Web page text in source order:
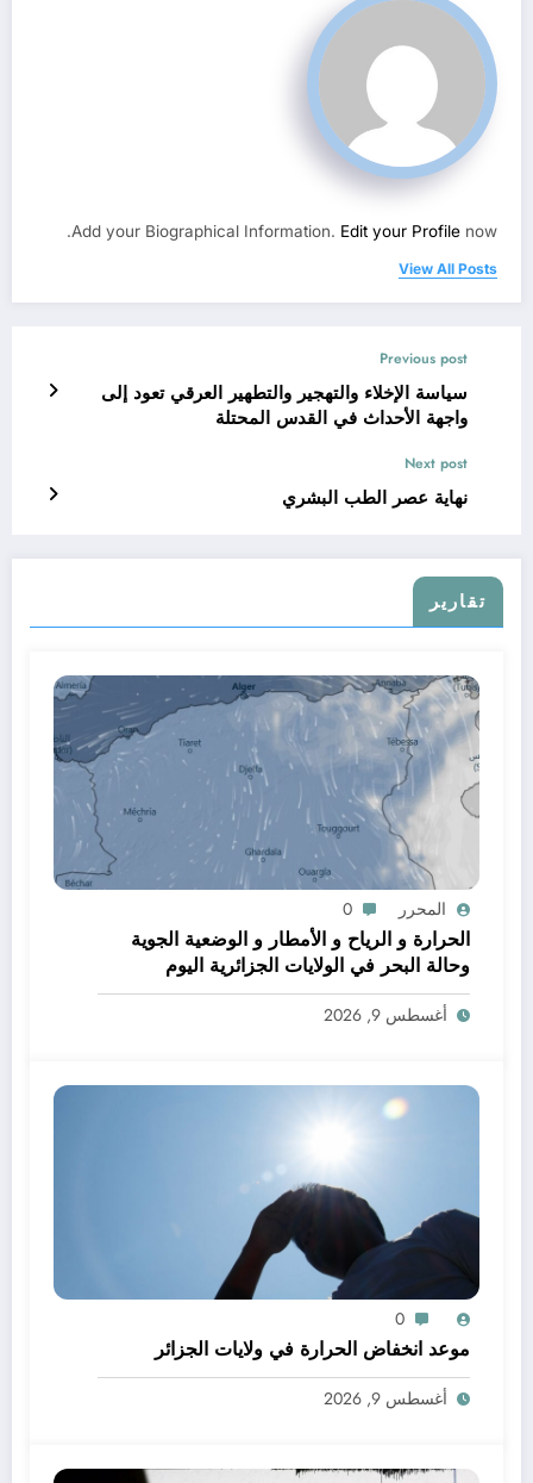
Add your Biographical Information. Edit your Profile now.
View All Posts
Previous post
سياسة الإخلاء والتهجير والتطهير العرقي تعود إلى
واجهة الأحداث في القدس المحتلة
Next post
نهاية عصر الطب البشري
تقارير
المحرر 0
الحرارة و الرياح و الأمطار و الوضعية الجوية
وحالة البحر في الولايات الجزائرية اليوم
أغسطس 9, 2026
0
موعد انخفاض الحرارة في ولايات الجزائر
أغسطس 9, 2026